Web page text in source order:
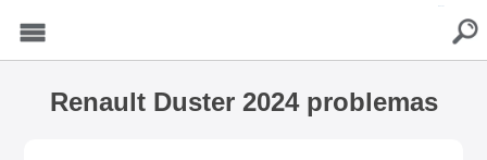
Renault Duster 2024 problemas